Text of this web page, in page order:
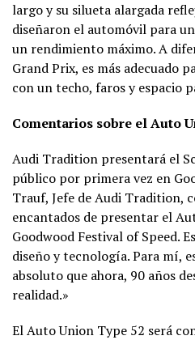
largo y su silueta alargada
diseñaron el automóvil para
un rendimiento máximo. A
Grand Prix, es más adecuado
con un techo, faros y espacio
Comentarios sobre el Auto
Audi Tradition presentará el
público por primera vez en
Trauf, Jefe de Audi Tradition,
encantados de presentar el
Goodwood Festival of Speed.
diseño y tecnología. Para mí,
absoluto que ahora, 90 años
realidad.»
El Auto Union Type 52 será